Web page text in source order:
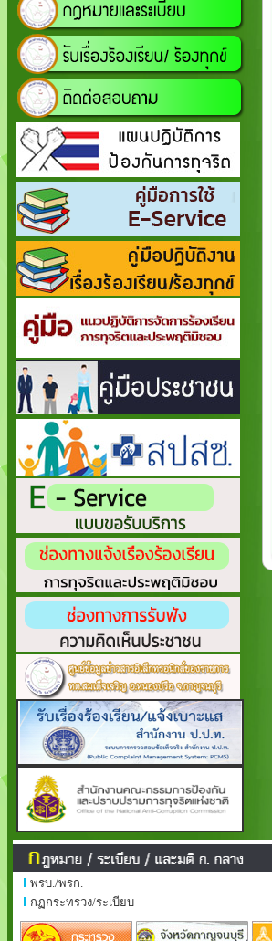
พรบ./พรก.
กฏกระทรวง/ระเบียบ